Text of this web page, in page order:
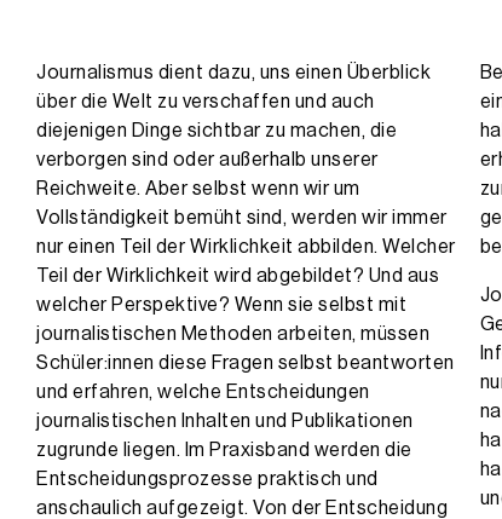
Journalismus dient dazu, uns einen Überblick
über die Welt zu verschaffen und auch
diejenigen Dinge sichtbar zu machen, die
verborgen sind oder außerhalb unserer
Reichweite. Aber selbst wenn wir um
Vollständigkeit bemüht sind, werden wir immer
nur einen Teil der Wirklichkeit abbilden. Welcher
Teil der Wirklichkeit wird abgebildet? Und aus
welcher Perspektive? Wenn sie selbst mit
journalistischen Methoden arbeiten, müssen
Schüler:innen diese Fragen selbst beantworten
und erfahren, welche Entscheidungen
journalistischen Inhalten und Publikationen
zugrunde liegen. Im Praxisband werden die
Entscheidungsprozesse praktisch und
anschaulich aufgezeigt. Von der Entscheidung